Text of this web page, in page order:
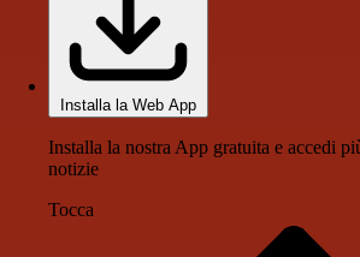
Installa la Web App
Installa la nostra App gratuita e accedi
notizie
Tocca